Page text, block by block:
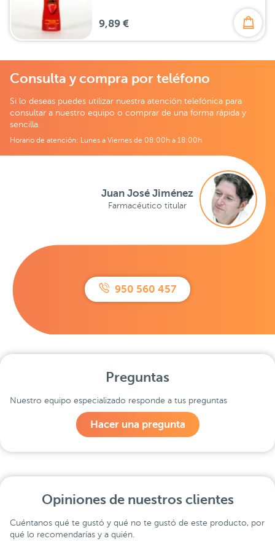
9,89 €
Consulta y compra por teléfono
Si lo deseas puedes utilizar nuestra atención telefónica para
consultar a nuestro equipo o comprar de una forma rápida y
sencilla.
Horario de atención: Lunes a Viernes de 08:00h a 18:00h
950 560 457
Juan José Jiménez
Farmacéutico titular
Preguntas
Nuestro equipo especializado responde a tus preguntas
Hacer una pregunta
Opiniones de nuestros clientes
Cuéntanos qué te gustó y qué no te gustó de este producto, por
qué lo recomendarías y a quién.